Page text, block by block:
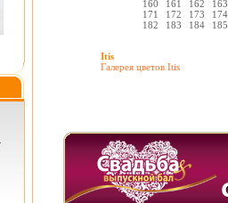
160 161 162
163
171
172 173
174
182
183 184 185
Itis
Галерея цветов Itis